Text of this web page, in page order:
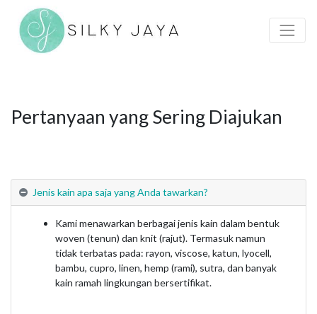
Pertanyaan yang Sering Diajukan
Jenis kain apa saja yang Anda tawarkan?
Kami menawarkan berbagai jenis kain dalam bentuk
woven (tenun) dan knit (rajut). Termasuk namun
tidak terbatas pada: rayon, viscose, katun, lyocell,
bambu, cupro, linen, hemp (rami), sutra, dan banyak
kain ramah lingkungan bersertifikat.